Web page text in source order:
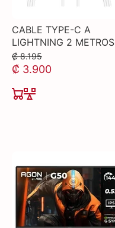
CABLE TYPE-C A
LIGHTNING 2 METROS
₡ 8.195
₡ 3.900